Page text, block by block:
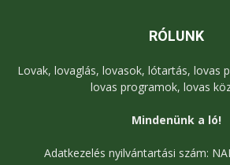
RÓLUNK
Lovak, lovaglás, lovasok, lótartás, lovas
lovas programok, lovas
Mindenünk a ló!
Adatkezelés nyilvántartási szám: